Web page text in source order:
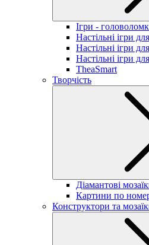
Ігри -
Настільні ігри
Настільні ігри
Настільні ігри
TheaSmart
Творчість
Діамантові
Картини по
Конструктори та